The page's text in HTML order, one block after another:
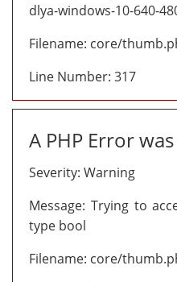
dlya-windows-10-640-
Filename: core/
Line Number: 317
A PHP Error
Severity: Warning
Message: Trying to
type bool
Filename: core/